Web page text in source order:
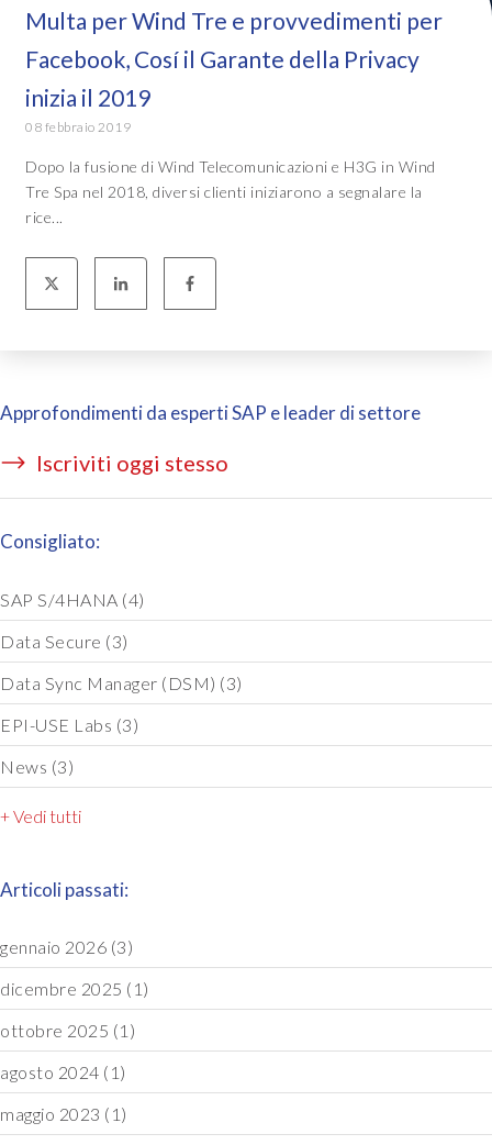
Multa per Wind Tre e provvedimenti per
Facebook, Cosí il Garante della Privacy
inizia il 2019
08 febbraio 2019
Dopo la fusione di Wind Telecomunicazioni e H3G in Wind
Tre Spa nel 2018, diversi clienti iniziarono a segnalare la
rice...
Approfondimenti da esperti SAP e leader di settore
Iscriviti oggi stesso
Consigliato:
SAP S/4HANA (4)
Data Secure (3)
Data Sync Manager (DSM) (3)
EPI-USE Labs (3)
News (3)
+ Vedi tutti
Articoli passati:
gennaio 2026 (3)
dicembre 2025 (1)
ottobre 2025 (1)
agosto 2024 (1)
maggio 2023 (1)